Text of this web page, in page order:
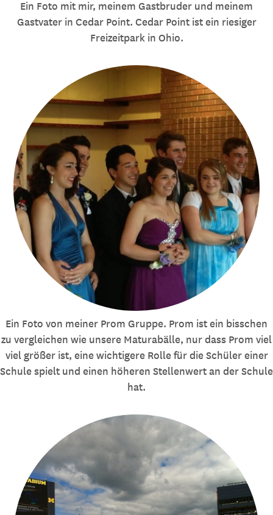
Ein Foto mit mir, meinem Gastbruder und meinem
Gastvater in Cedar Point. Cedar Point ist ein riesiger
Freizeitpark in Ohio.
Ein Foto von meiner Prom Gruppe. Prom ist ein bisschen
zu vergleichen wie unsere Maturabälle, nur dass Prom viel
viel größer ist, eine wichtigere Rolle für die Schüler einer
Schule spielt und einen höheren Stellenwert an der Schule
hat.